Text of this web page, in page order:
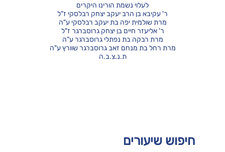
חיפוש שיעורים
לעלוי נשמת הורינו היקרים
ר' עקיבא בן הרב יעקב יצחק רבלסקי ז"ל
מרת שולמית יפה בת יעקב רבלסקי ע"ה
ר' אליעזר חיים בן יצחק גרוסברגר ז"ל
מרת רבקה בת נפתלי גרוסברגר ע"ה
מרת רחל בת מנחם זאב גרוסברגר שוורץ ע"ה
ת.נ.צ.ב.ה